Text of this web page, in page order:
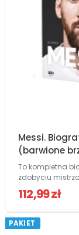
Messi.
(barwione
To kompletna
zdobyciu
112,99 zł
PAKIET